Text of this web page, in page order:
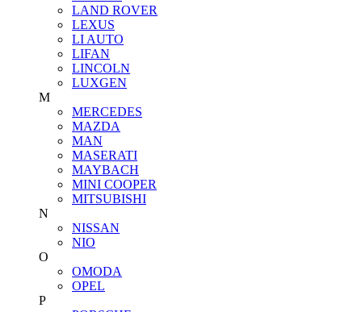
LAND ROVER
LEXUS
LI AUTO
LIFAN
LINCOLN
LUXGEN
M
MERCEDES
MAZDA
MAN
MASERATI
MAYBACH
MINI COOPER
MITSUBISHI
N
NISSAN
NIO
O
OMODA
OPEL
P